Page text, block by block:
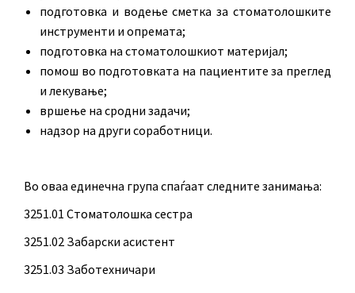
подготовка и водење сметка за стоматолошките
инструменти и опремата;
подготовка на стоматолошкиот материјал;
помош во подготовката на пациентите за преглед
и лекување;
вршење на сродни задачи;
надзор на други соработници.
Во оваа единечна група спаѓаат следните занимања:
3251.01 Стоматолошка сестра
3251.02 Забарски асистент
3251.03 Заботехничари